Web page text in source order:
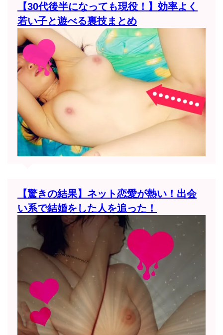
【30代後半になっても現役！】効率よく
若い子と遊べる裏技まとめ
【驚きの結果】ネット恋愛が熱い！出会
い系で結婚をした人を追った！